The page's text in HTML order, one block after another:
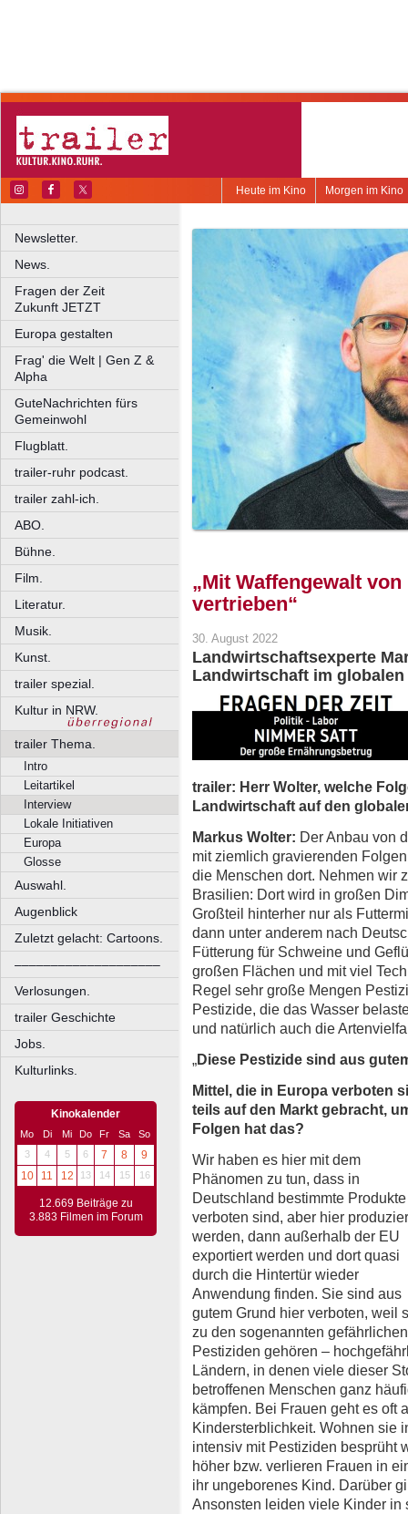
Morgen im Kino
Heute im Kino
Newsletter.
News.
Fragen der Zeit
Zukunft JETZT
Europa gestalten
Frag' die Welt | Gen Z &
Alpha
GuteNachrichten fürs
Gemeinwohl
Flugblatt.
trailer-ruhr podcast.
trailer zahl-ich.
ABO.
Bühne.
Film.
Literatur.
Musik.
Kunst.
trailer spezial.
Kultur in NRW.
trailer Thema.
Intro
Leitartikel
Interview
Lokale Initiativen
Europa
Glosse
Auswahl.
Augenblick
Zuletzt gelacht: Cartoons.
––––––––––––––––––––
Verlosungen.
trailer Geschichte
Jobs.
Kulturlinks.
Kinokalender
Mo Di Mi Do Fr Sa
So
3
4 5 6 7 8
9
10
11 12 13 14 15 16
12.669 Beiträge zu
3.883 Filmen im Forum
„Mit Waffengewalt
vertrieben“
30. August 2022
Landwirtschaftsexperte
Landwirtschaft im
trailer: Herr Wolter, welche
Landwirtschaft auf den
Markus Wolter: Der Anbau von
mit ziemlich gravierenden
die Menschen dort. Nehmen wir
Brasilien: Dort wird in großen
Großteil hinterher nur als
dann unter anderem nach
Fütterung für Schweine und
großen Flächen und mit viel
Regel sehr große Mengen
Pestizide, die das Wasser
und natürlich auch die
„Diese Pestizide sind aus
Mittel, die in Europa verboten
teils auf den Markt gebracht,
Folgen hat das?
Wir haben es hier mit dem
Phänomen zu tun, dass in
Deutschland bestimmte Produkte
verboten sind, aber hier
werden, dann außerhalb der EU
exportiert werden und dort quasi
durch die Hintertür wieder
Anwendung finden. Sie sind aus
gutem Grund hier verboten, weil
zu den sogenannten gefährlichen
Pestiziden gehören –
Ländern, in denen viele dieser
betroffenen Menschen ganz
kämpfen. Bei Frauen geht es oft
Kindersterblichkeit. Wohnen sie
intensiv mit Pestiziden besprüht
höher bzw. verlieren Frauen in
ihr ungeborenes Kind. Darüber
Ansonsten leiden viele Kinder in